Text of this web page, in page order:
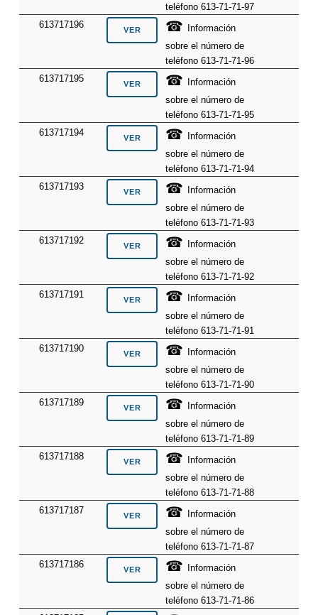
teléfono 613-71-71-97
613717196
☎ Información
sobre el número de
teléfono 613-71-71-96
613717195
☎ Información
sobre el número de
teléfono 613-71-71-95
613717194
☎ Información
sobre el número de
teléfono 613-71-71-94
613717193
☎ Información
sobre el número de
teléfono 613-71-71-93
613717192
☎ Información
sobre el número de
teléfono 613-71-71-92
613717191
☎ Información
sobre el número de
teléfono 613-71-71-91
613717190
☎ Información
sobre el número de
teléfono 613-71-71-90
613717189
☎ Información
sobre el número de
teléfono 613-71-71-89
613717188
☎ Información
sobre el número de
teléfono 613-71-71-88
613717187
☎ Información
sobre el número de
teléfono 613-71-71-87
613717186
☎ Información
sobre el número de
teléfono 613-71-71-86